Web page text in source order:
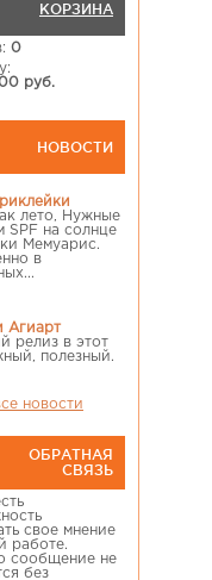
КОРЗИНА
0
руб.
НОВОСТИ
лето, Нужные
SPF на солнце
Мемуарис.
в
Агиарт
релиз в этот
полезный.
новости
ОБРАТНАЯ
СВЯЗЬ
свое мнение
работе.
сообщение не
без